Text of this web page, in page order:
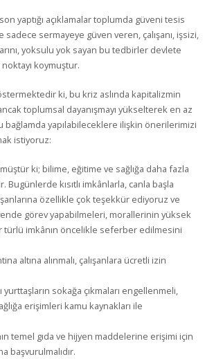
yaptığı açıklamalar toplumda güveni tesis
sadece sermayeye güven veren, çalışanı, işsizi,
yoksulu yok sayan bu tedbirler devlete
koymuştur.
ki, bu kriz aslında kapitalizmin
toplumsal dayanışmayı yükselterek en az
bağlamda yapılabileceklere ilişkin önerilerimizi
istiyoruz:
ki; bilime, eğitime ve sağlığa daha fazla
Bugünlerde kısıtlı imkânlarla, canla başla
özellikle çok teşekkür ediyoruz ve
görev yapabilmeleri, morallerinin yüksek
türlü imkânın öncelikle seferber edilmesini
altına alınmalı, çalışanlara ücretli izin
yurttaşların sokağa çıkmaları engellenmeli,
erişimleri kamu kaynakları ile
temel gıda ve hijyen maddelerine erişimi için
başvurulmalıdır.